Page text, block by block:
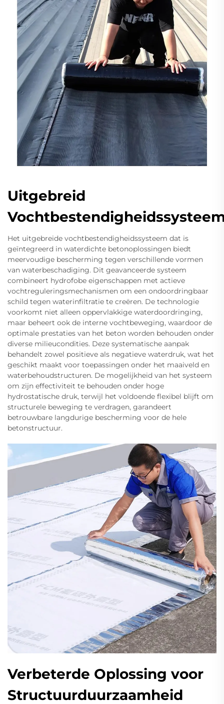
Uitgebreid
Het uitgebreide vochtbestendigheidssysteem dat is
geïntegreerd in waterdichte betonoplossingen biedt
meervoudige bescherming tegen verschillende vormen
van waterbeschadiging. Dit geavanceerde systeem
combineert hydrofobe eigenschappen met actieve
vochtreguleringsmechanismen om een ondoordringbaar
schild tegen waterinfiltratie te creëren. De technologie
voorkomt niet alleen oppervlakkige waterdoordringing,
maar beheert ook de interne vochtbeweging, waardoor de
optimale prestaties van het beton worden behouden onder
diverse milieucondities. Deze systematische aanpak
behandelt zowel positieve als negatieve waterdruk, wat het
geschikt maakt voor toepassingen onder het maaiveld en
waterbehoudstructuren. De mogelijkheid van het systeem
om zijn effectiviteit te behouden onder hoge
hydrostatische druk, terwijl het voldoende flexibel blijft om
structurele beweging te verdragen, garandeert
betrouwbare langdurige bescherming voor de hele
betonstructuur.
Verbeterde Oplossing voor
Structuurduurzaamheid